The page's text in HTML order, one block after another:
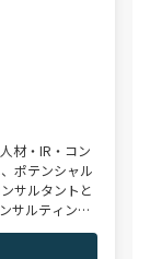
材・IR・コン
ポテンシャル
サルタントと
サルティング
層からミド
ご支援可能。